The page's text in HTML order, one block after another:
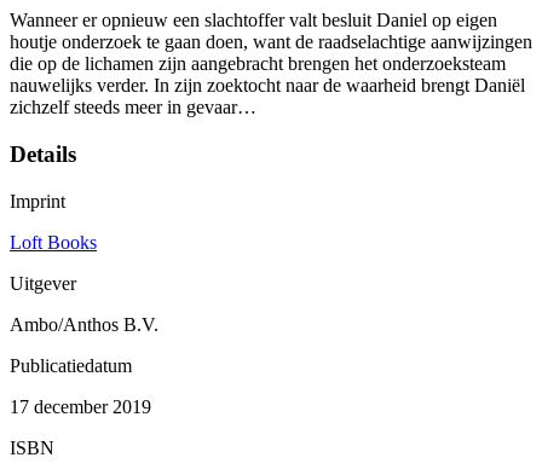
Wanneer er opnieuw een slachtoffer valt besluit Daniel op eigen
houtje onderzoek te gaan doen, want de raadselachtige aanwijzingen
die op de lichamen zijn aangebracht brengen het onderzoeksteam
nauwelijks verder. In zijn zoektocht naar de waarheid brengt Daniël
zichzelf steeds meer in gevaar…
Details
Imprint
Loft Books
Uitgever
Ambo/Anthos B.V.
Publicatiedatum
17 december 2019
ISBN